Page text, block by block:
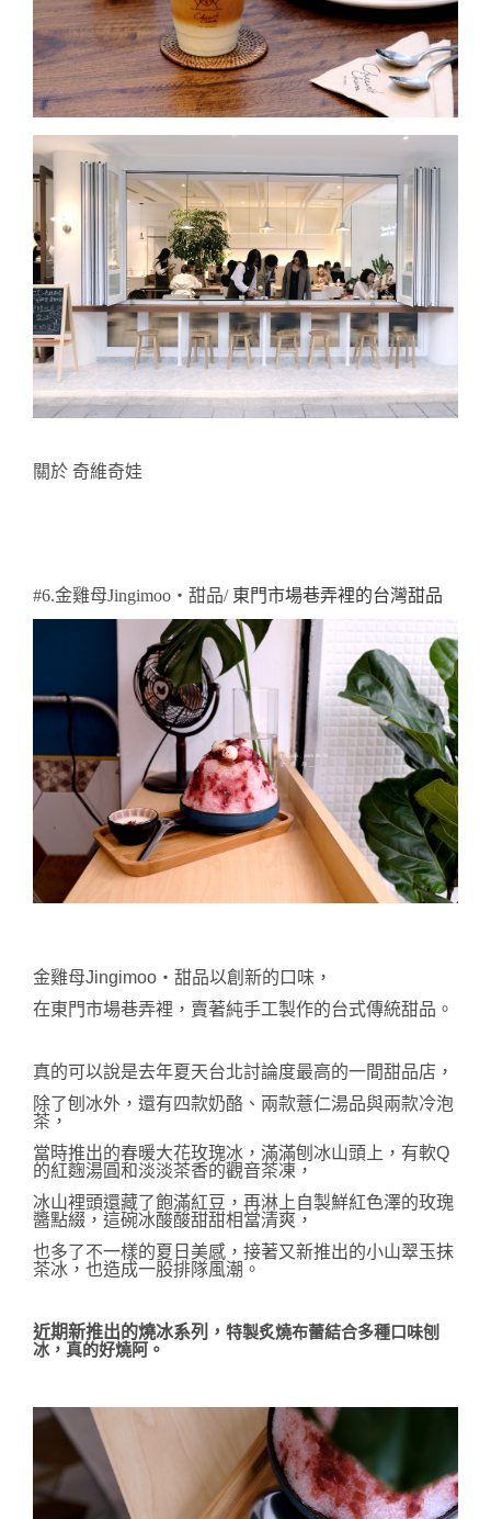
關於 奇維奇娃
#6.金雞母Jingimoo・甜品/ 東門市場巷弄裡的台灣甜品
金雞母Jingimoo・甜品以創新的口味，
在東門市場巷弄裡，賣著純手工製作的台式傳統甜品。
真的可以說是去年夏天台北討論度最高的一間甜品店，
除了刨冰外，還有四款奶酪、 兩款薏仁湯品與兩款冷泡
茶，
當時推出的春暖大花玫瑰冰，滿滿刨冰山頭上，有軟Q
的紅麴湯圓和淡淡茶香的觀音茶凍，
冰山裡頭還藏了飽滿紅豆， 再淋上自製鮮紅色澤的玫瑰
醬點綴， 這碗冰酸酸甜甜相當清爽，
也多了不一樣的夏日美感，接著又新推出的小山翠玉抹
茶冰，也造成一股排隊風潮 。
近期新推出的燒冰系列， 特製炙燒布蕾結合多種口味刨
冰，真的好燒阿。